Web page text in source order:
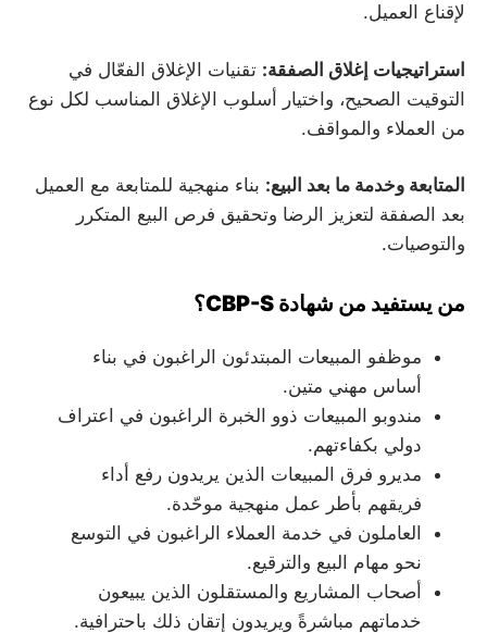
لإقناع العميل.
استراتيجيات إغلاق الصفقة: تقنيات الإغلاق الفعّال في
التوقيت الصحيح، واختيار أسلوب الإغلاق المناسب لكل نوع
من العملاء والمواقف.
المتابعة وخدمة ما بعد البيع: بناء منهجية للمتابعة مع العميل
بعد الصفقة لتعزيز الرضا وتحقيق فرص البيع المتكرر
والتوصيات.
من يستفيد من شهادة CBP-S؟
موظفو المبيعات المبتدئون الراغبون في بناء
أساس مهني متين.
مندوبو المبيعات ذوو الخبرة الراغبون في اعتراف
دولي بكفاءتهم.
مديرو فرق المبيعات الذين يريدون رفع أداء
فريقهم بأطر عمل منهجية موحّدة.
العاملون في خدمة العملاء الراغبون في التوسع
نحو مهام البيع والترقيع.
أصحاب المشاريع والمستقلون الذين يبيعون
خدماتهم مباشرةً ويريدون إتقان ذلك باحترافية.